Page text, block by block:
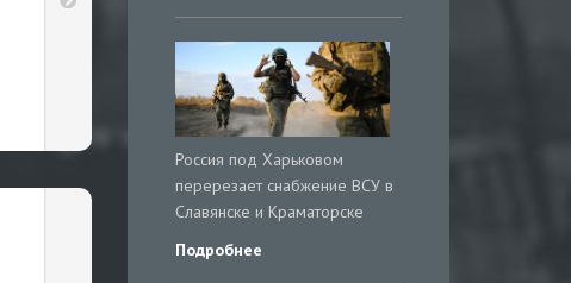
Россия под Харьковом
перерезает снабжение ВСУ в
Славянске и Краматорске
Подробнее